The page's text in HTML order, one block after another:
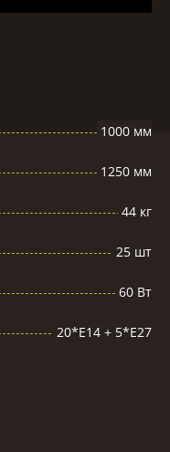
1000 мм
1250 мм
44 кг
25 шт
60 Вт
20*Е14 + 5*Е27